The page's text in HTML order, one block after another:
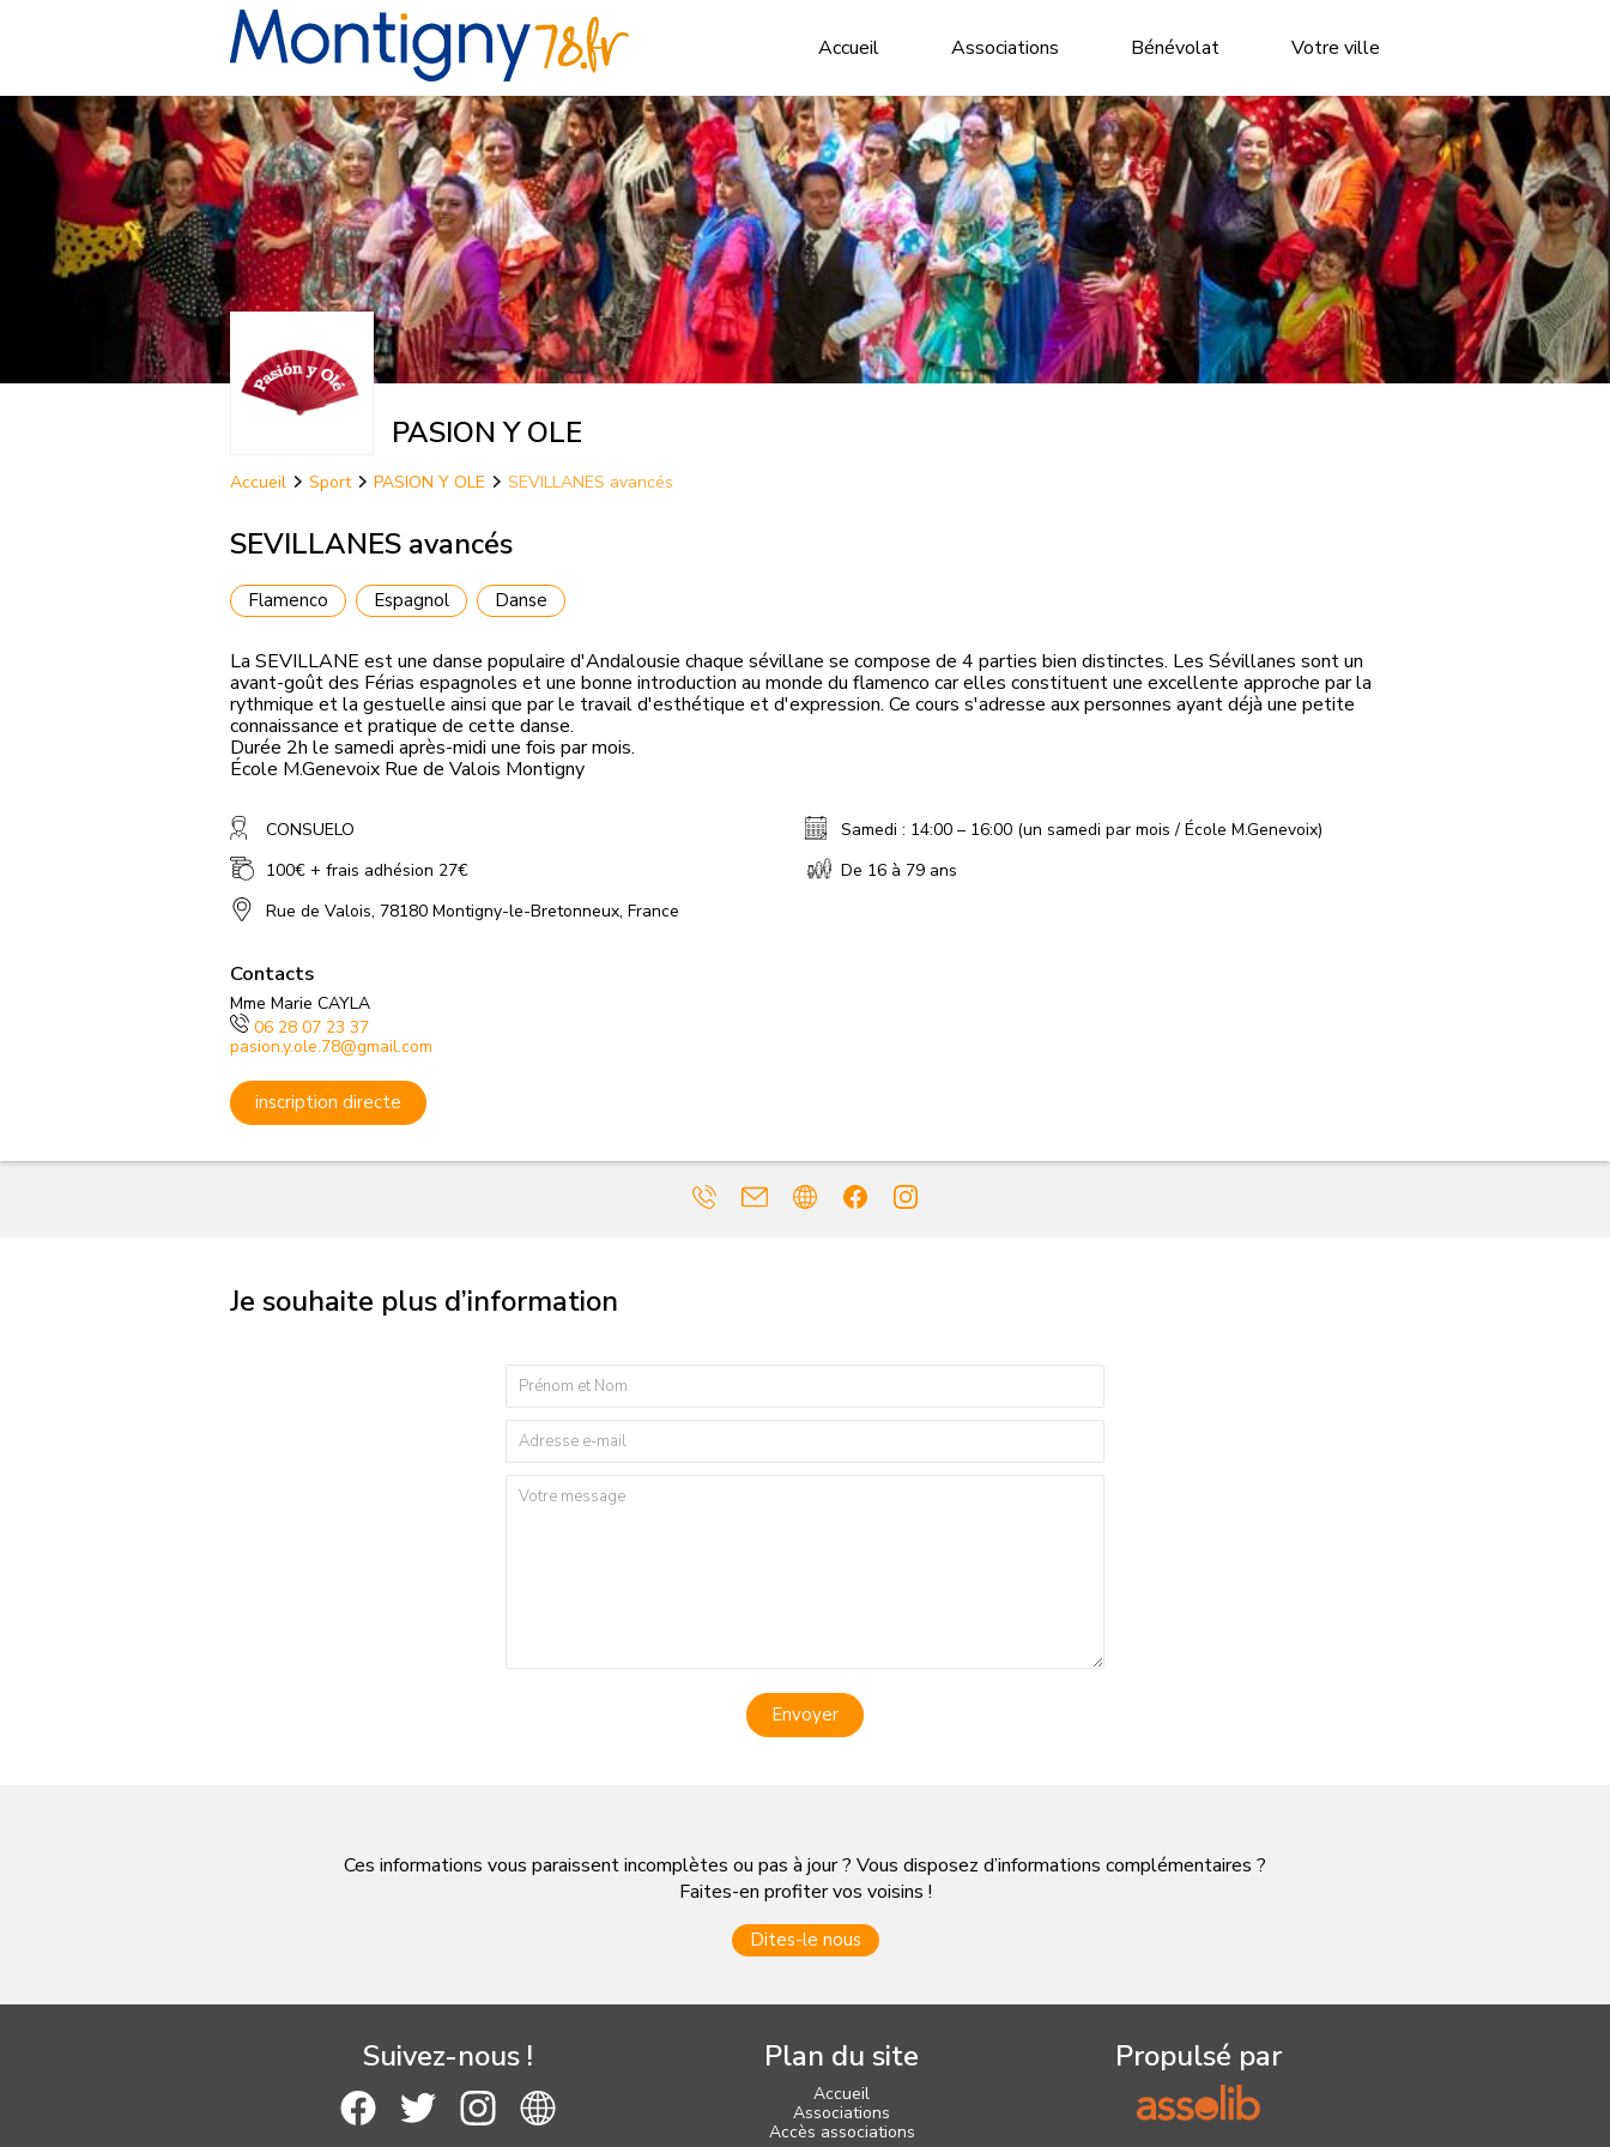
Accueil Associations Bénévolat Votre ville
PASION Y OLE
Accueil Sport PASION Y OLE SEVILLANES avancés
SEVILLANES avancés
Flamenco Espagnol Danse
La SEVILLANE est une danse populaire d'Andalousie chaque sévillane se compose de 4 parties bien distinctes. Les Sévillanes sont un
avant-goût des Férias espagnoles et une bonne introduction au monde du flamenco car elles constituent une excellente approche par la
rythmique et la gestuelle ainsi que par le travail d'esthétique et d'expression. Ce cours s'adresse aux personnes ayant déjà une petite
connaissance et pratique de cette danse.
Durée 2h le samedi après-midi une fois par mois.
École M.Genevoix Rue de Valois Montigny
CONSUELO
100€ + frais adhésion 27€
Rue de Valois, 78180 Montigny-le-Bretonneux, France
Samedi : 14:00 – 16:00 (un samedi par mois / École M.Genevoix)
De 16 à 79 ans
Contacts
Mme Marie CAYLA
06 28 07 23 37
pasion.y.ole.78@gmail.com
inscription directe
Je souhaite plus d’information
Envoyer
Ces informations vous paraissent incomplètes ou pas à jour ? Vous disposez d’informations complémentaires ?
Faites-en profiter vos voisins !
Dites-le nous
Suivez-nous ! Plan du site
Accueil
Associations
Accès associations
Propulsé par